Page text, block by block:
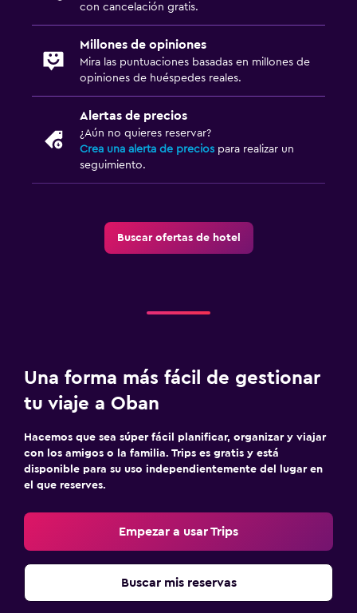
con cancelación gratis.
Millones de opiniones
Mira las puntuaciones basadas en millones de
opiniones de huéspedes reales.
Alertas de precios
¿Aún no quieres reservar?
Crea una alerta de precios para realizar un
seguimiento.
Buscar ofertas de hotel
Una forma más fácil de gestionar
tu viaje a Oban
Hacemos que sea súper fácil planificar, organizar y viajar
con los amigos o la familia. Trips es gratis y está
disponible para su uso independientemente del lugar en
el que reserves.
Empezar a usar Trips
Buscar mis reservas